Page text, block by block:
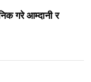
गरे आम्दानी र